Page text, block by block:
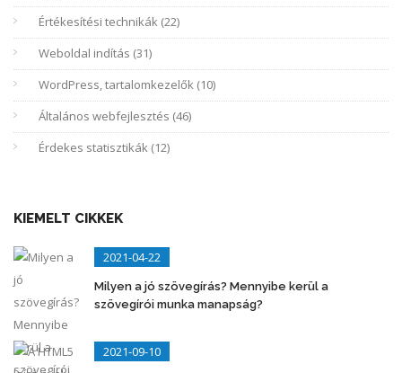
Értékesítési technikák (22)
Weboldal indítás (31)
WordPress, tartalomkezelők (10)
Általános webfejlesztés (46)
Érdekes statisztikák (12)
KIEMELT CIKKEK
2021-04-22
Milyen a jó szövegírás? Mennyibe kerül a
szövegírói munka manapság?
2021-09-10